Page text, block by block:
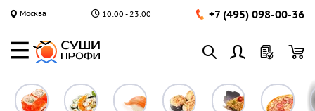
Москва 10:00 - 23:00 +7 (495) 098-00-36